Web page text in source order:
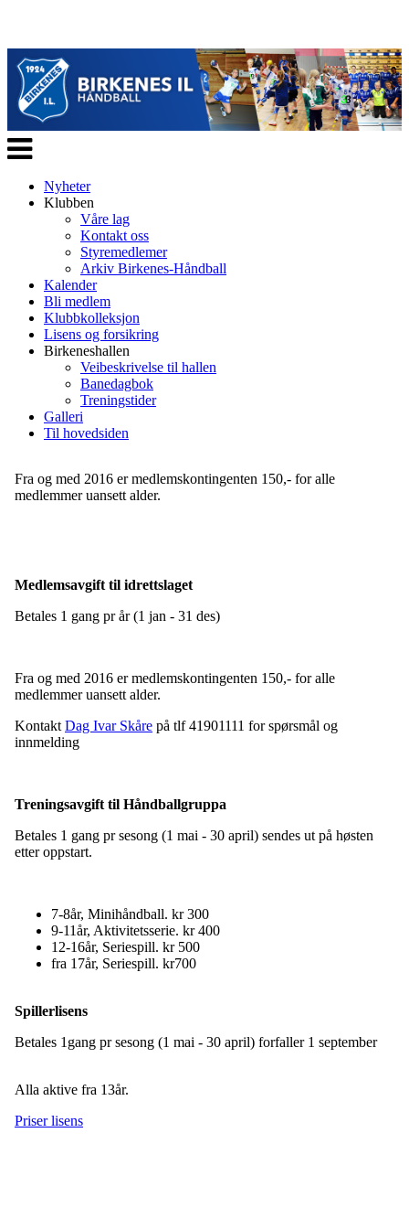
Veksle
navigasjon
Nyheter
Klubben
Våre lag
Kontakt oss
Styremedlemer
Arkiv Birkenes-Håndball
Kalender
Bli medlem
Klubbkolleksjon
Lisens og forsikring
Birkeneshallen
Veibeskrivelse til hallen
Banedagbok
Treningstider
Galleri
Til hovedsiden
Fra og med 2016 er medlemskontingenten 150,- for alle
medlemmer uansett alder.
Medlemsavgift til idrettslaget
Betales 1 gang pr år (1 jan - 31 des)
Fra og med 2016 er medlemskontingenten 150,- for alle
medlemmer uansett alder.
Kontakt Dag Ivar Skåre på tlf 41901111 for spørsmål og
innmelding
Treningsavgift til Håndballgruppa
Betales 1 gang pr sesong (1 mai - 30 april) sendes ut på høsten
etter oppstart.
7-8år, Minihåndball. kr 300
9-11år, Aktivitetsserie. kr 400
12-16år, Seriespill. kr 500
fra 17år, Seriespill. kr700
Spillerlisens
Betales 1gang pr sesong (1 mai - 30 april) forfaller 1 september
Alla aktive fra 13år.
Priser lisens